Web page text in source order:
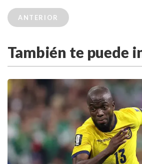
ANTERIOR
También te puede